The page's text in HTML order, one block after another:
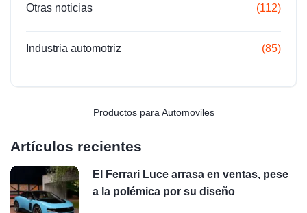
Otras noticias (112)
Industria automotriz (85)
Productos para Automoviles
Artículos recientes
El Ferrari Luce arrasa en ventas, pese
a la polémica por su diseño